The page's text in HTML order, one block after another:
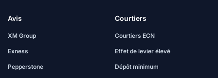
Avis
XM Group
Exness
Pepperstone
Courtiers
Courtiers ECN
Effet de levier élevé
Dépôt minimum